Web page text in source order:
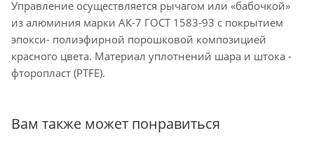
Управление осуществляется рычагом или «бабочкой»
из алюминия марки АК-7 ГОСТ 1583-93 с покрытием
эпокси- полиэфирной порошковой композицией
красного цвета. Материал уплотнений шара и штока -
фторопласт (PTFE).
Вам также может понравиться